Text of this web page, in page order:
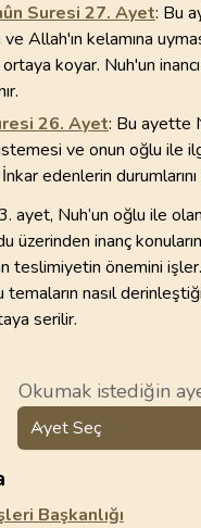
Suresi 27. Ayet: Bu
Allah'ın kelamına
koyar. Nuh'un
26. Ayet: Bu ayette
ve onun oğlu ile
edenlerin
ayet, Nuh’un oğlu ile
üzerinden inanç
teslimiyetin önemini
temaların nasıl
serilir.
Okumak istediğin
Ayet Seç
Başkanlığı